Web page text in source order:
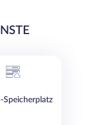
Speicherplatz